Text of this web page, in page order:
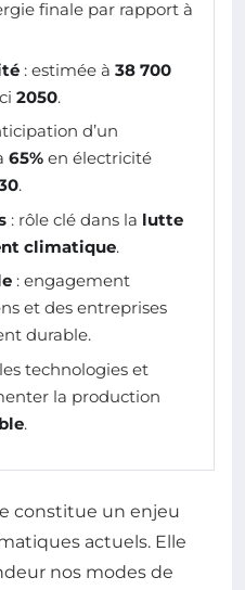
finale par rapport à
: estimée à 38 700
2050.
d’un
65% en électricité
.
: rôle clé dans la lutte
climatique.
: engagement
et des entreprises
durable.
technologies et
la production
.
constitue un enjeu
actuels. Elle
nos modes de